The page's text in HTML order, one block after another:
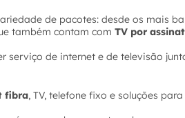
de pacotes: desde os mais
também contam com TV por
serviço de internet e de televisão
fibra, TV, telefone fixo e soluções